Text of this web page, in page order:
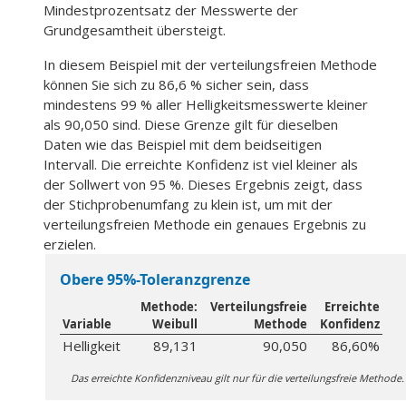
Mindestprozentsatz der Messwerte der
Grundgesamtheit übersteigt.
In diesem Beispiel mit der verteilungsfreien Methode
können Sie sich zu 86,6 % sicher sein, dass
mindestens 99 % aller Helligkeitsmesswerte kleiner
als 90,050 sind. Diese Grenze gilt für dieselben
Daten wie das Beispiel mit dem beidseitigen
Intervall. Die erreichte Konfidenz ist viel kleiner als
der Sollwert von 95 %. Dieses Ergebnis zeigt, dass
der Stichprobenumfang zu klein ist, um mit der
verteilungsfreien Methode ein genaues Ergebnis zu
erzielen.
Obere 95%-Toleranzgrenze
Variable
Methode:
Weibull
Verteilungsfreie
Methode
Erreichte
Konfidenz
Helligkeit 89,131 90,050 86,60%
Das erreichte Konfidenzniveau gilt nur für die verteilungsfreie Methode.